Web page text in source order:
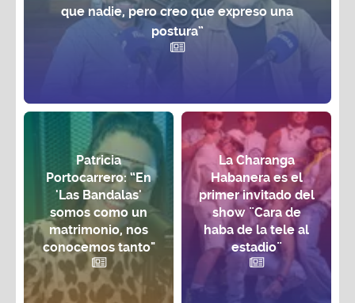
que nadie, pero creo que expreso una
postura”
Patricia
Portocarrero: “En
'Las Bandalas'
somos como un
matrimonio, nos
conocemos tanto"
La Charanga
Habanera es el
primer invitado del
show ¨Cara de
haba de la tele al
estadio¨